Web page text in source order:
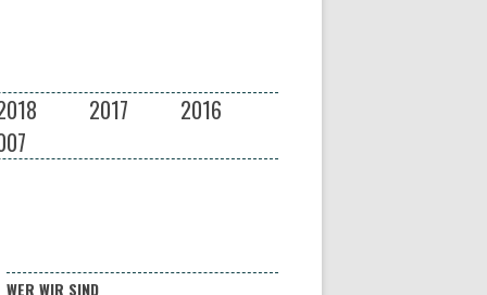
2017
2016
WER WIR SIND